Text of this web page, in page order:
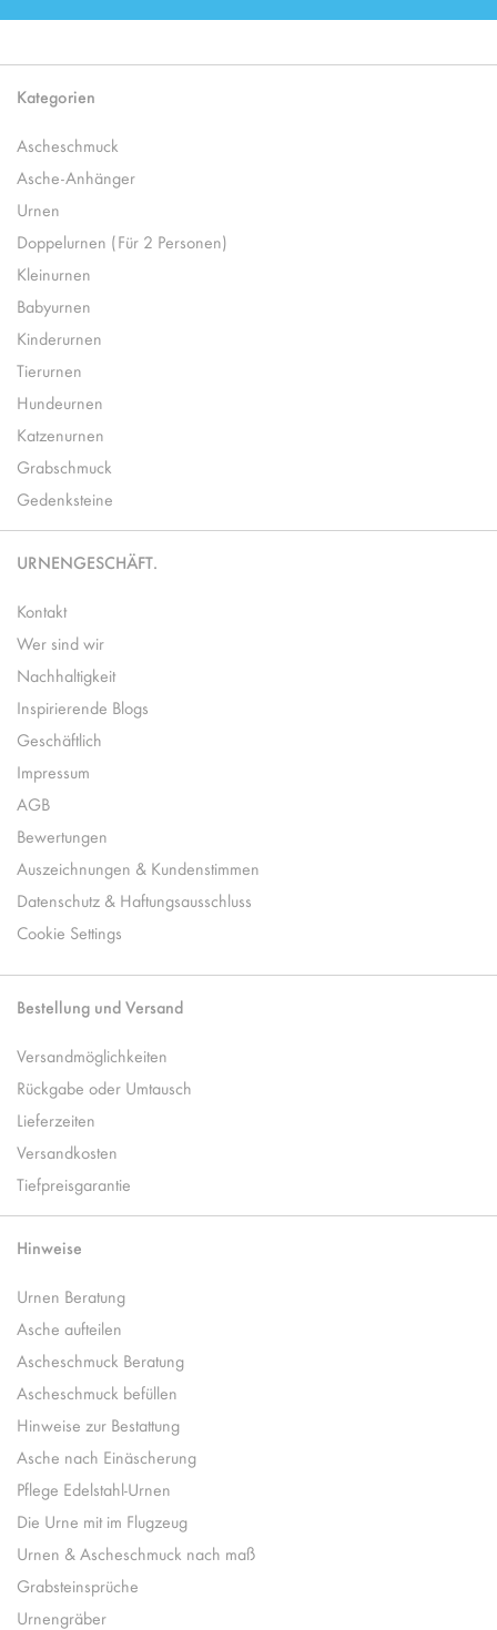
Kategorien
Ascheschmuck
Asche-Anhänger
Urnen
Doppelurnen (Für 2 Personen)
Kleinurnen
Babyurnen
Kinderurnen
Tierurnen
Hundeurnen
Katzenurnen
Grabschmuck
Gedenksteine
URNENGESCHÄFT.
Kontakt
Wer sind wir
Nachhaltigkeit
Inspirierende Blogs
Geschäftlich
Impressum
AGB
Bewertungen
Auszeichnungen & Kundenstimmen
Datenschutz & Haftungsausschluss
Cookie Settings
Bestellung und Versand
Versandmöglichkeiten
Rückgabe oder Umtausch
Lieferzeiten
Versandkosten
Tiefpreisgarantie
Hinweise
Urnen Beratung
Asche aufteilen
Ascheschmuck Beratung
Ascheschmuck befüllen
Hinweise zur Bestattung
Asche nach Einäscherung
Pflege Edelstahl-Urnen
Die Urne mit im Flugzeug
Urnen & Ascheschmuck nach maß
Grabsteinsprüche
Urnengräber